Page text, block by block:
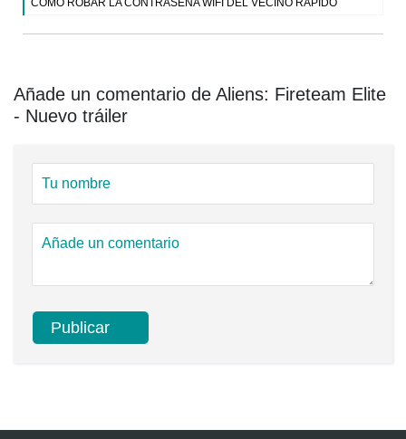
COMO ROBAR LA CONTRASENA WIFI DEL VECINO RAPIDO
Añade un comentario de Aliens: Fireteam Elite
- Nuevo tráiler